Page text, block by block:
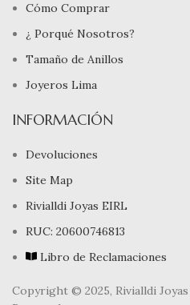
Cómo Comprar
¿ Porqué Nosotros?
Tamaño de Anillos
Joyeros Lima
INFORMACIÓN
Devoluciones
Site Map
Rivialldi Joyas EIRL
RUC: 20600746813
Libro de Reclamaciones
Copyright © 2025, Rivialldi